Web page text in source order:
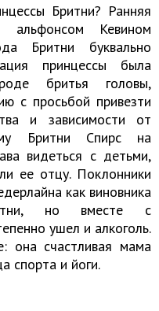
Бритни? Ранняя
Кевином
Бритни буквально
принцессы была
бритья головы,
с просьбой привезти
и зависимости от
Бритни Спирс на
видеться с детьми,
ее отцу. Поклонники
как виновника
но вместе с
ушел и алкоголь.
она счастливая мама
спорта и йоги.